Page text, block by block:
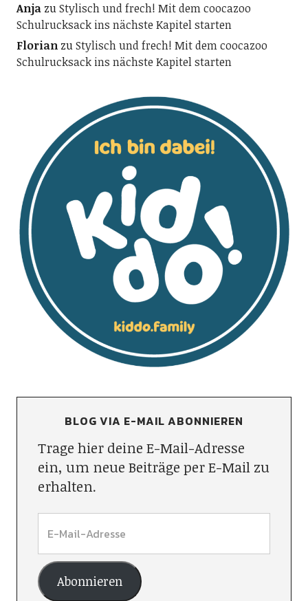
AnjazuStylisch und frech! Mit dem coocazoo
Schulrucksack ins nächste Kapitel starten
FlorianzuStylisch und frech! Mit dem coocazoo
Schulrucksack ins nächste Kapitel starten
BLOG VIA E-MAIL ABONNIEREN
Trage hier deine E-Mail-Adresse
ein, um neue Beiträge per E-Mail zu
erhalten.
Abonnieren